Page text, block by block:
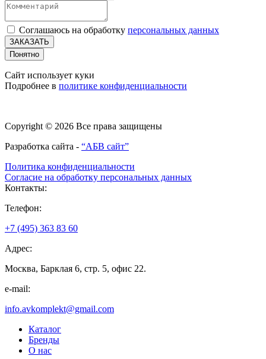
Соглашаюсь на обработку персональных данных
ЗАКАЗАТЬ
Понятно
Сайт использует куки
Подробнее в политике конфиденциальности
Copyright © 2026 Все права защищены
Разработка сайта - “АБВ сайт”
Политика конфиденциальности
Согласие на обработку персональных данных
Контакты:
Телефон:
+7 (495) 363 83 60
Адрес:
Москва, Барклая 6, стр. 5, офис 22.
e-mail:
info.avkomplekt@gmail.com
Каталог
Бренды
О нас